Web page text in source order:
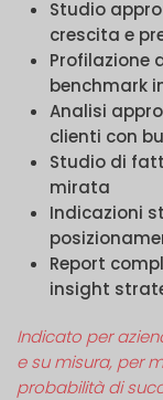
Studio
crescita e
Profilazione
benchmark
Analisi
clienti con
Studio di
mirata
Indicazioni
Report
insight
Indicato per
e su misura, per
probabilità di